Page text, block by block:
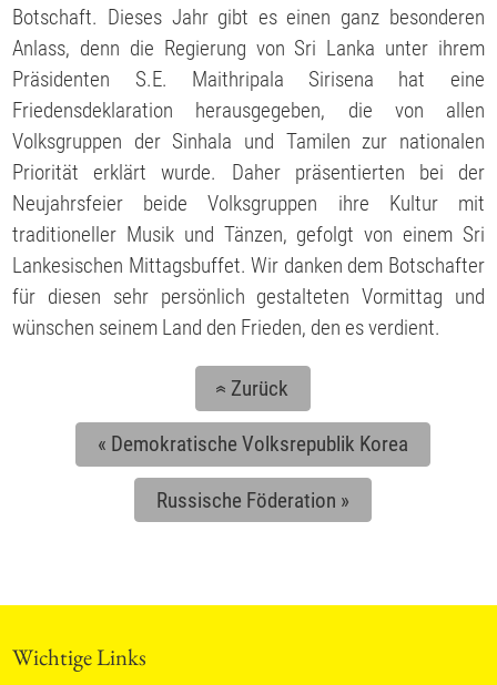
Botschaft. Dieses Jahr gibt es einen ganz besonderen
Anlass, denn die Regierung von Sri Lanka unter ihrem
Präsidenten S.E. Maithripala Sirisena hat eine
Friedensdeklaration herausgegeben, die von allen
Volksgruppen der Sinhala und Tamilen zur nationalen
Priorität erklärt wurde. Daher präsentierten bei der
Neujahrsfeier beide Volksgruppen ihre Kultur mit
traditioneller Musik und Tänzen, gefolgt von einem Sri
Lankesischen Mittagsbuffet. Wir danken dem Botschafter
für diesen sehr persönlich gestalteten Vormittag und
wünschen seinem Land den Frieden, den es verdient.
«Zurück
« Demokratische Volksrepublik Korea
Russische Föderation »
Wichtige Links